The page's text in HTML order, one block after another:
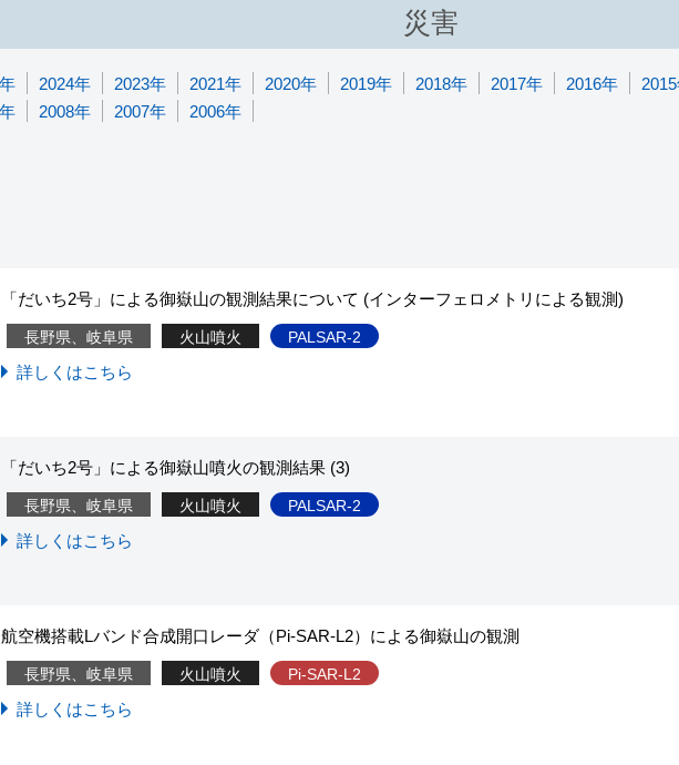
災害
「だいち2号」による御嶽山の観測結果について (インターフェロメトリによる観測)
長野県、岐阜県 火山噴火 PALSAR-2
詳しくはこちら
「だいち2号」による御嶽山噴火の観測結果 (3)
長野県、岐阜県 火山噴火 PALSAR-2
詳しくはこちら
航空機搭載Lバンド合成開口レーダ（Pi-SAR-L2）による御嶽山の観測
長野県、岐阜県 火山噴火 Pi-SAR-L2
詳しくはこちら